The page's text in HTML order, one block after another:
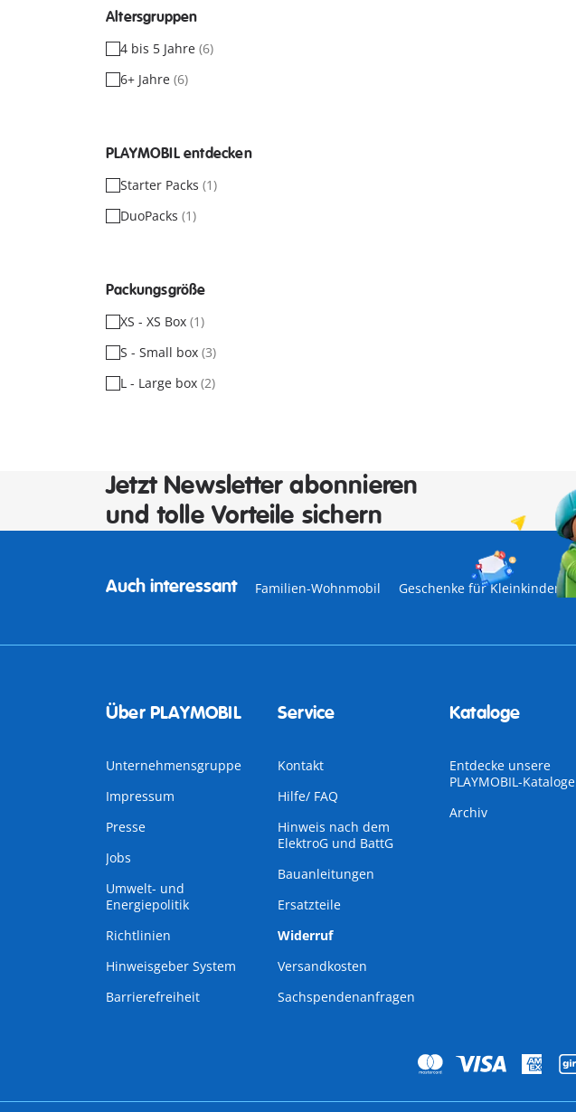
Altersgruppen
4 bis 5 Jahre (6)
6+ Jahre (6)
PLAYMOBIL entdecken
Starter Packs (1)
DuoPacks (1)
Packungsgröße
XS - XS Box (1)
S - Small box (3)
L - Large box (2)
Jetzt Newsletter abonnieren
und tolle Vorteile sichern
Auch interessant Familien-Wohnmobil Geschenke für Kleinkinder
Über PLAYMOBIL
Unternehmensgruppe
Impressum
Presse
Jobs
Umwelt- und
Energiepolitik
Richtlinien
Hinweisgeber System
Barrierefreiheit
Service
Kontakt
Hilfe/ FAQ
Hinweis nach dem
ElektroG und BattG
Bauanleitungen
Ersatzteile
Widerruf
Versandkosten
Sachspendenanfragen
Kataloge
Entdecke unsere
PLAYMOBIL-Kataloge
Archiv